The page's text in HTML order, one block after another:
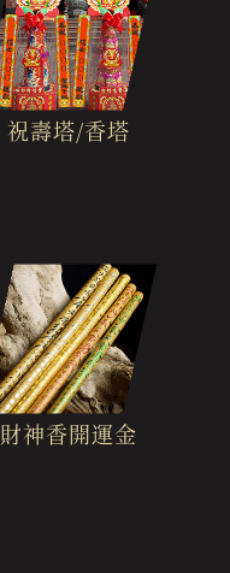
祝壽塔/香塔
財神香開運金